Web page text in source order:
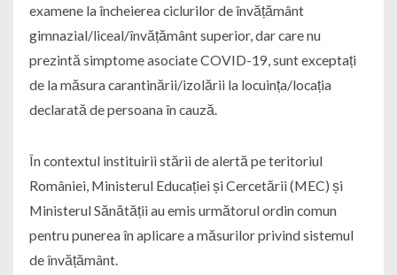
examene la încheierea ciclurilor de învățământ
gimnazial/liceal/învățământ superior, dar care nu
prezintă simptome asociate COVID-19, sunt exceptați
de la măsura carantinării/izolării la locuința/locația
declarată de persoana în cauză.
În contextul instituirii stării de alertă pe teritoriul
României, Ministerul Educației și Cercetării (MEC) și
Ministerul Sănătății au emis următorul ordin comun
pentru punerea în aplicare a măsurilor privind sistemul
de învățământ.